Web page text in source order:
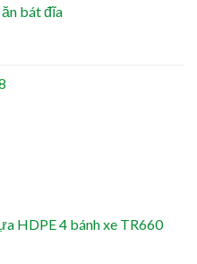
bát đĩa
HDPE 4 bánh xe TR660